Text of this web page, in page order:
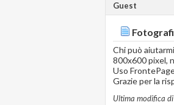
Guest
Chi può
800x600 pixel,
Uso
Grazie per la
Ultima modifica